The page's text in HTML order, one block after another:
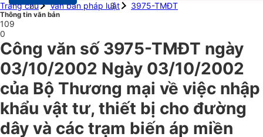
Trang chủ
Văn bản pháp luật 3975-TMĐT
Thông tin văn bản
109
0
Công văn số 3975-TMĐT ngày
03/10/2002 Ngày 03/10/2002
của Bộ Thương mại về việc nhập
khẩu vật tư, thiết bị cho đường
dây và các trạm biến áp miền